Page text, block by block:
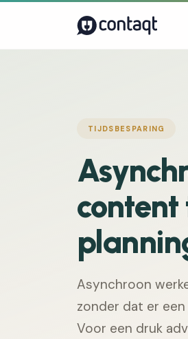
TIJDSBESPARING
Asynchroon
zonder dat er
Voor een druk